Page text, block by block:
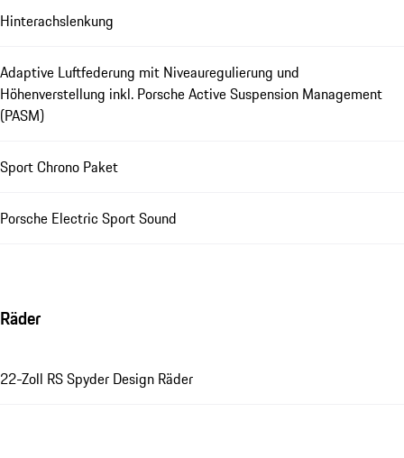
Hinterachslenkung
Adaptive Luftfederung mit Niveauregulierung und
Höhenverstellung inkl. Porsche Active Suspension Management
(PASM)
Sport Chrono Paket
Porsche Electric Sport Sound
Räder
22-Zoll RS Spyder Design Räder